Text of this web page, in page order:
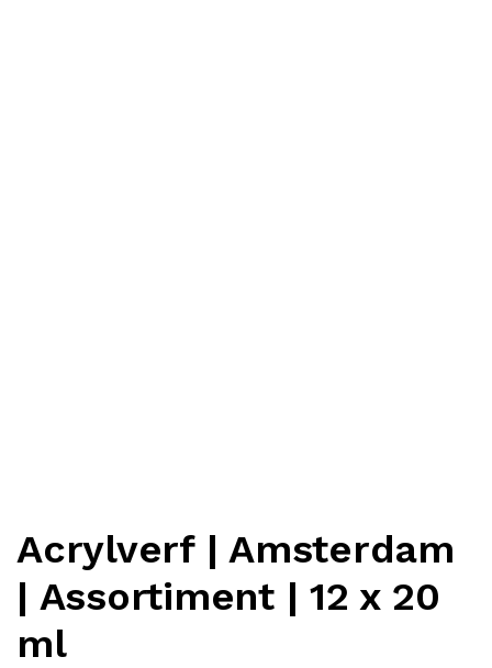
Acrylverf | Amsterdam
| Assortiment | 12 x 20
ml